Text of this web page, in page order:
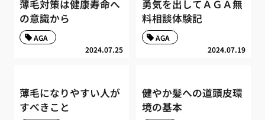
薄毛対策は健康寿命へ
の意識から
2024.07.25
AGA
勇気を出してＡＧＡ無
料相談体験記
2024.07.19
AGA
薄毛になりやすい人が
すべきこと
健やか髪への道頭皮環
境の基本